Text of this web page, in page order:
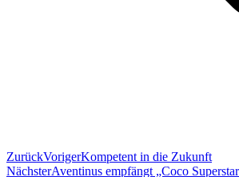
ZurückVorigerKompetent in die Zukunft
NächsterAventinus empfängt „Coco